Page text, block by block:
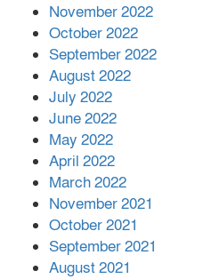
November 2022
October 2022
September 2022
August 2022
July 2022
June 2022
May 2022
April 2022
March 2022
November 2021
October 2021
September 2021
August 2021